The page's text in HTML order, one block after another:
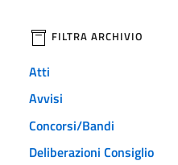
filtri da applicare
FILTRA ARCHIVIO
Atti
Avvisi
Concorsi/Bandi
Deliberazioni Consiglio